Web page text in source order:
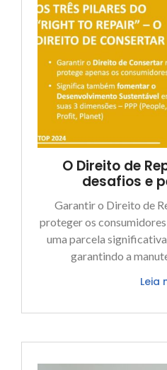
O Direito de
desafios e
Garantir o Direito de
proteger os
uma parcela
garantindo a
Leia